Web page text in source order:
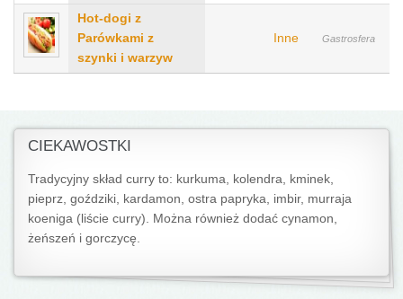
Hot-dogi z
Parówkami z
szynki i warzyw
Inne Gastrosfera
CIEKAWOSTKI
Tradycyjny skład curry to: kurkuma, kolendra, kminek,
pieprz, goździki, kardamon, ostra papryka, imbir, murraja
koeniga (liście curry). Można również dodać cynamon,
żeńszeń i gorczycę.